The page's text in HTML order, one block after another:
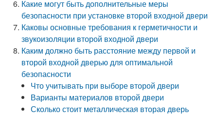
Какие могут быть дополнительные меры
безопасности при установке второй входной двери
Каковы основные требования к герметичности и
звукоизоляции второй входной двери
Каким должно быть расстояние между первой и
второй входной дверью для оптимальной
безопасности
Что учитывать при выборе второй двери
Варианты материалов второй двери
Сколько стоит металлическая вторая дверь